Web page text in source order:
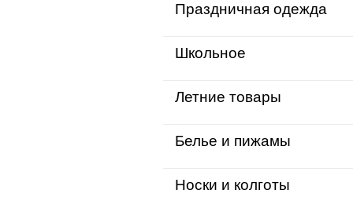
Праздничная одежда
Школьное
Летние товары
Белье и пижамы
Носки и колготы